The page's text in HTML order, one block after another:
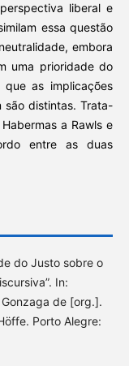
liberal e
essa questão
embora
uma prioridade do
as implicações
são distintas. Trata-
a Rawls e
entre as duas
do Justo sobre o
In:
Gonzaga de [org.].
Porto Alegre: